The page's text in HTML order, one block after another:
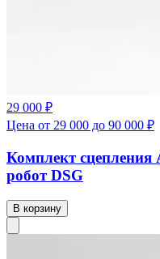
29 000 ₽
Цена от 29 000 до 90 000 ₽
Комплект
робот DSG
В корзину